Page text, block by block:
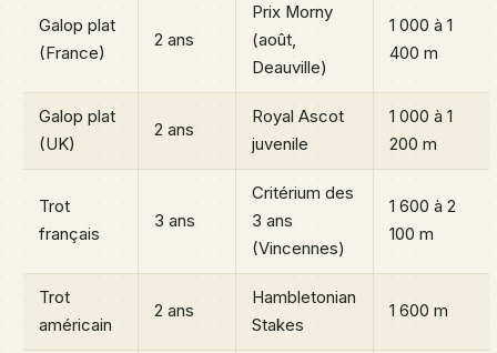
Galop plat
(France)
2 ans
Prix Morny
(août,
Deauville)
1 000 à 1
400 m
Galop plat
(UK)
2 ans
Royal Ascot
juvenile
1 000 à 1
200 m
Trot
français
3 ans
Critérium des
3 ans
(Vincennes)
1 600 à 2
100 m
Trot
américain
2 ans
Hambletonian
Stakes
1 600 m